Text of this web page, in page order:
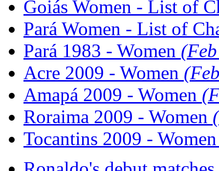
Goiás Women - List of
Pará Women - List of
Pará 1983 - Women
Acre 2009 - Women
Amapá 2009 - Women
Roraima 2009 - Women
Tocantins 2009 -